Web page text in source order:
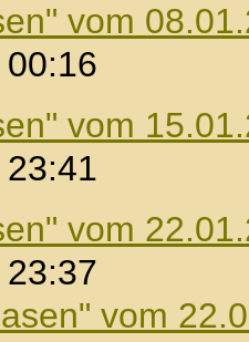
vom
vom
vom
vom